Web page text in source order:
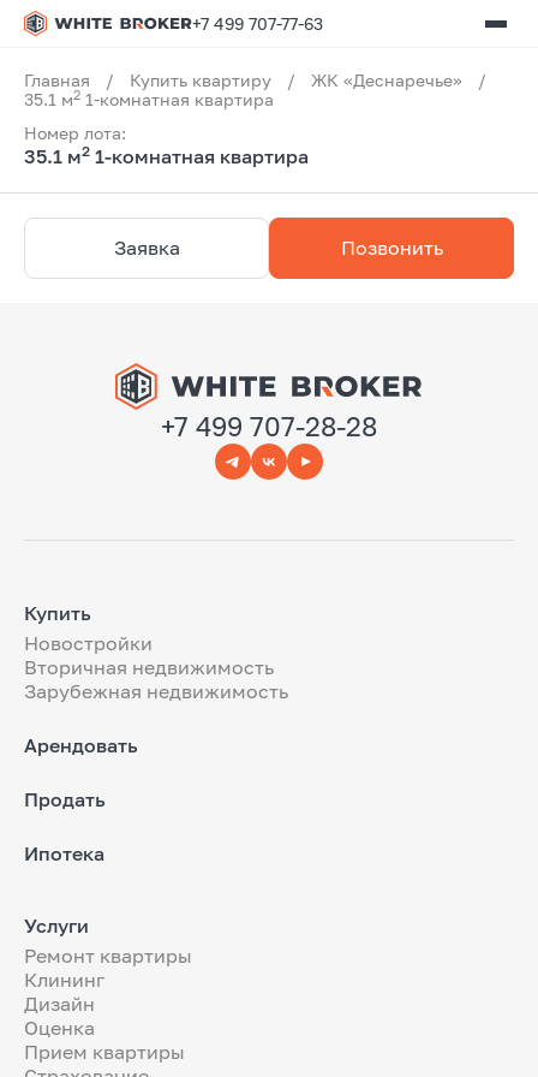
+7 499 707-77-63
Главная / Купить квартиру / ЖК «Деснаречье»
/
35.1 м2 1-комнатная квартира
Номер лота:
35.1 м2 1-комнатная квартира
Заявка Позвонить
+7 499 707-28-28
Купить
Новостройки
Вторичная недвижимость
Зарубежная недвижимость
Арендовать
Продать
Ипотека
Услуги
Ремонт квартиры
Клининг
Дизайн
Оценка
Прием квартиры